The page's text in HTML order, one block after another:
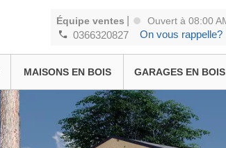
Équipe ventes Ouvert à 08:00
0366320827 On vous rappelle?
MAISONS EN BOIS GARAGES EN BOIS